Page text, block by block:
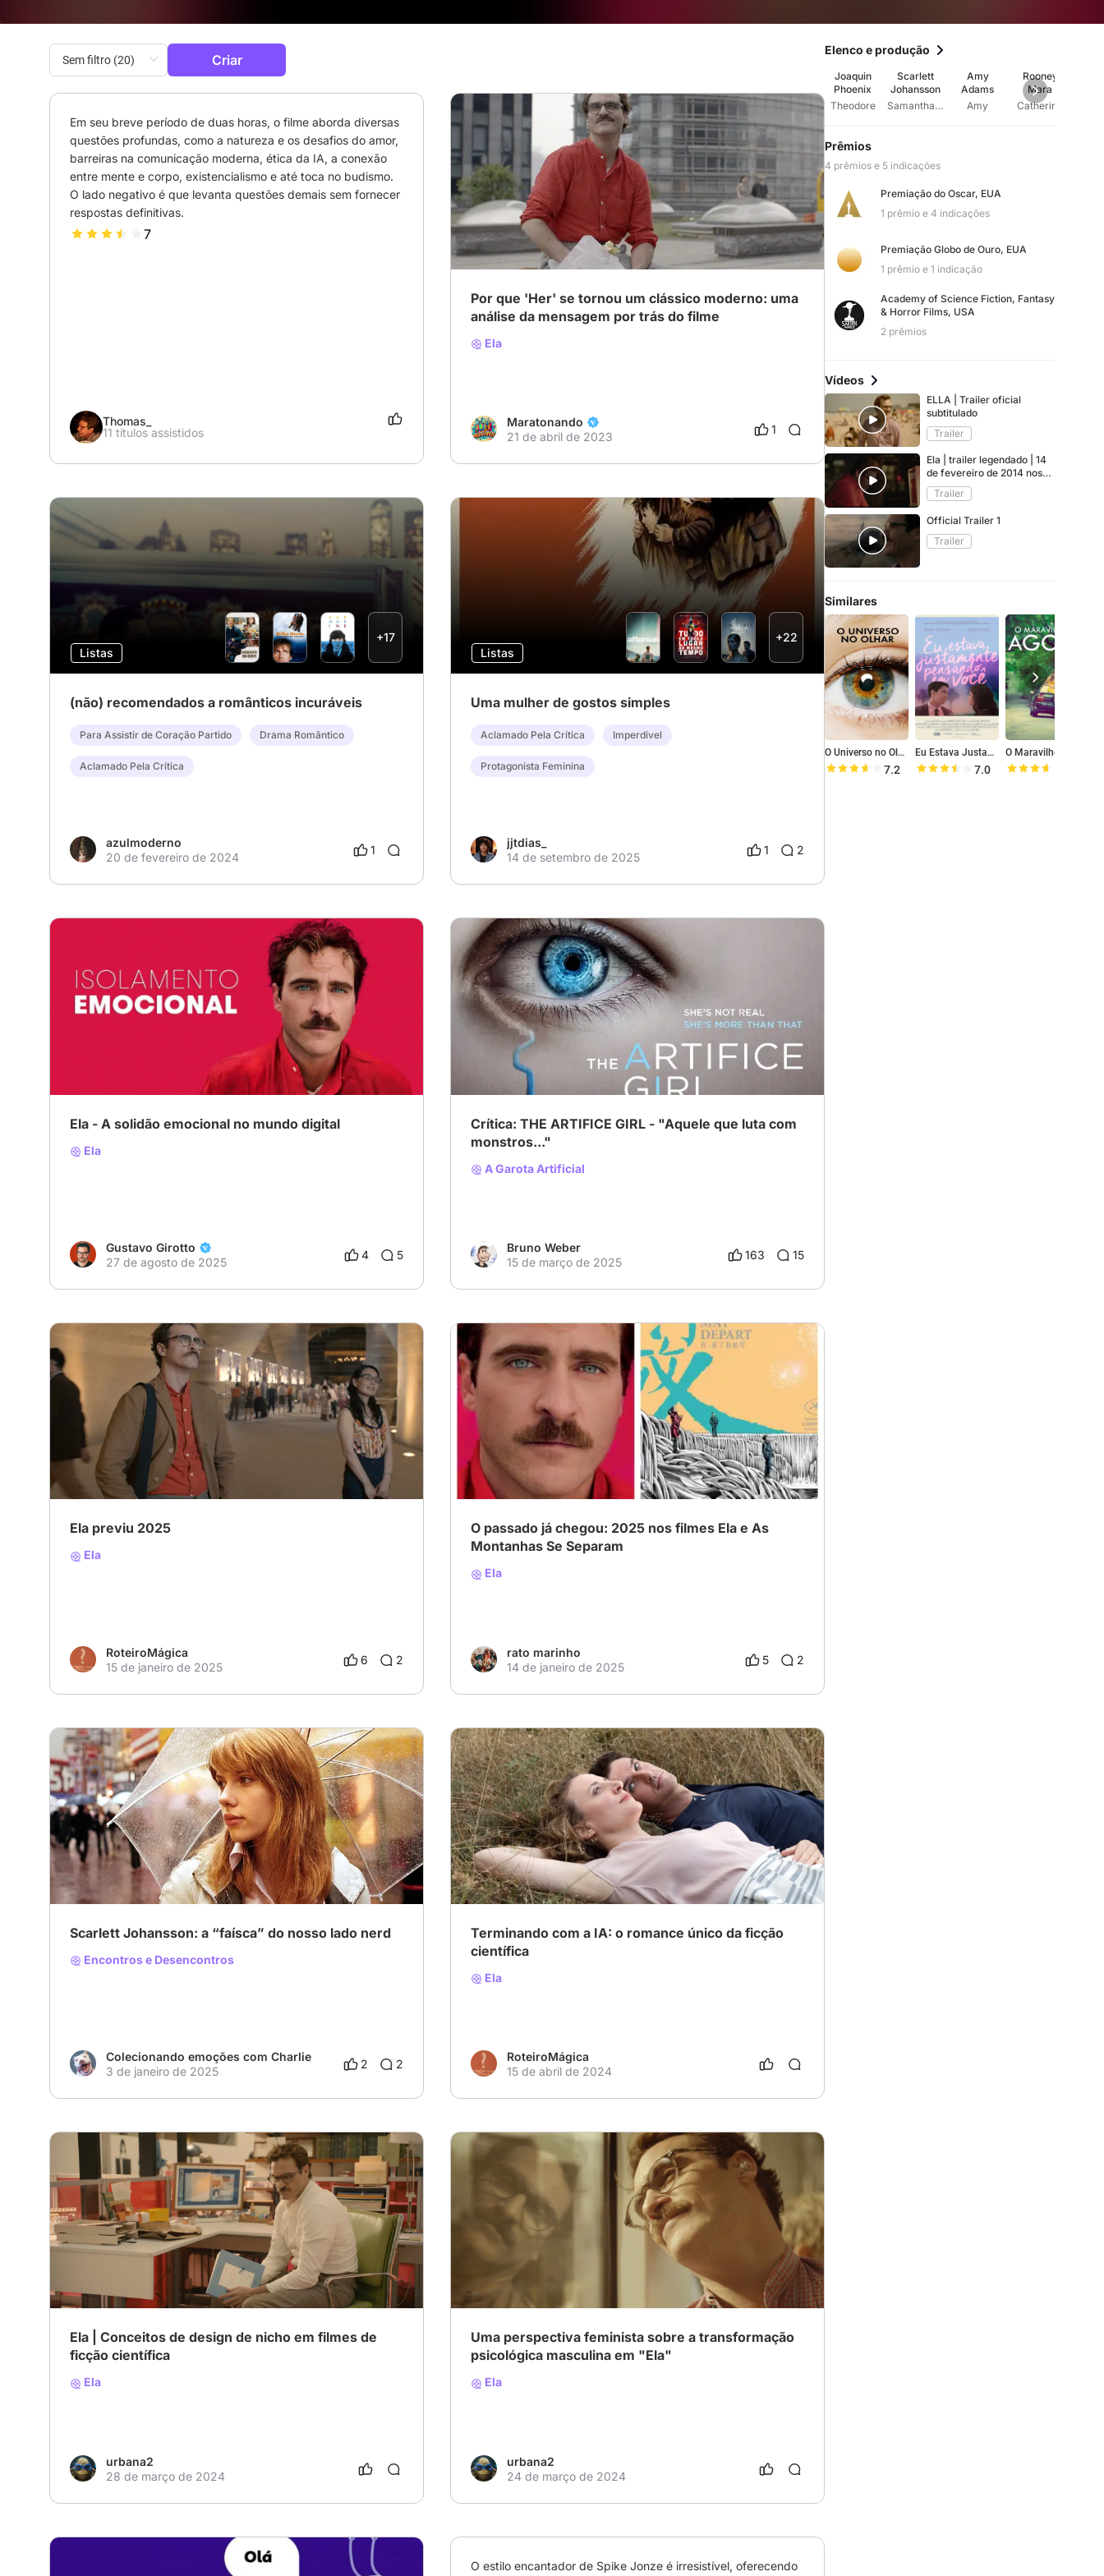
Criar
Em seu breve período de duas horas, o filme aborda diversas
questões profundas, como a natureza e os desafios do amor,
barreiras na comunicação moderna, ética da IA, a conexão
entre mente e corpo, existencialismo e até toca no budismo.
O lado negativo é que levanta questões demais sem fornecer
respostas definitivas.
7
Thomas_
11 títulos assistidos
# Cult
Por que 'Her' se tornou um clássico moderno: uma
análise da mensagem por trás do filme
Ela
Maratonando
21 de abril de 2023
1
Listas
+17
(não) recomendados a românticos incuráveis
Para Assistir de Coração Partido Drama Romântico
Aclamado Pela Crítica
azulmoderno
20 de fevereiro de 2024
1
Listas
+22
Uma mulher de gostos simples
Aclamado Pela Crítica Imperdível
Protagonista Feminina
jjtdias_
14 de setembro de 2025
1 2
Ela - A solidão emocional no mundo digital
Ela
Gustavo Girotto
27 de agosto de 2025
4 5
# Achados Imperdíveis
# Sci-Fi Spectacles
Crítica: THE ARTIFICE GIRL - "Aquele que luta com
monstros..."
A Garota Artificial
Bruno Weber
15 de março de 2025
163 15
Ela previu 2025
Ela
RoteiroMágica
15 de janeiro de 2025
6 2
# Sci-Fi Spectacles
O passado já chegou: 2025 nos filmes Ela e As
Montanhas Se Separam
Ela
rato marinho
14 de janeiro de 2025
5 2
Scarlett Johansson: a “faísca” do nosso lado nerd
Encontros e Desencontros
Colecionando emoções com Charlie
3 de janeiro de 2025
2 2
# Drama # Ficção científica # Romance
Terminando com a IA: o romance único da ficção
científica
Ela
RoteiroMágica
15 de abril de 2024
# Romance # Ficção científica # Drama
Ela | Conceitos de design de nicho em filmes de
ficção científica
Ela
urbana2
28 de março de 2024
# Drama
Uma perspectiva feminista sobre a transformação
psicológica masculina em "Ela"
Ela
urbana2
24 de março de 2024
O estilo encantador de Spike Jonze é irresistível, oferecendo
Elenco e produção
Joaquin
Phoenix
Theodore
Scarlett
Johansson
Samanthavoice
Amy
Adams
Amy
Rooney
Mara
Catherine
Prêmios
4 prêmios e 5 indicações
Premiação do Oscar, EUA
1 prêmio e 4 indicações
Premiação Globo de Ouro, EUA
1 prêmio e 1 indicação
Academy of Science Fiction, Fantasy
& Horror Films, USA
2 prêmios
Vídeos
ELLA | Trailer oficial
subtitulado
Trailer
Ela | trailer legendado | 14
de fevereiro de 2014 nos
cinemas
Trailer
Official Trailer 1
Trailer
Similares
O Universo no Olhar
7.2
Eu Estava Justamente Pensando em Você
7.0